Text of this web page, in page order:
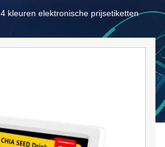
4 kleuren elektronische prijsetiketten